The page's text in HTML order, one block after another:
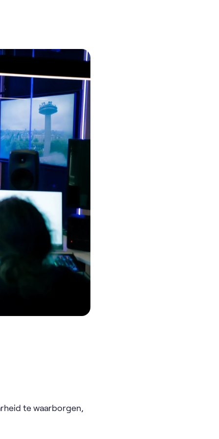
te waarborgen,